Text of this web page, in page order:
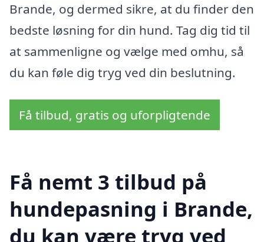
Brande, og dermed sikre, at du finder den
bedste løsning for din hund. Tag dig tid til
at sammenligne og vælge med omhu, så
du kan føle dig tryg ved din beslutning.
Få tilbud, gratis og uforpligtende
Få nemt 3 tilbud på
hundepasning i Brande,
du kan være tryg ved